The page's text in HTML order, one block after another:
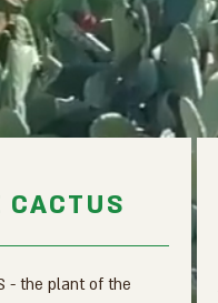
CACTUS
- the plant of the